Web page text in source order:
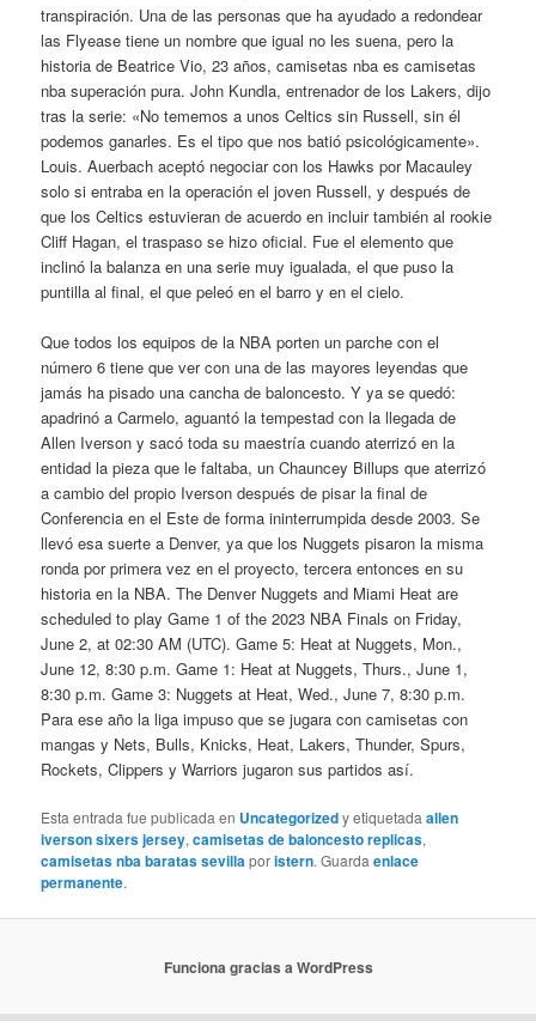
transpiración. Una de las personas que ha ayudado a redondear
las Flyease tiene un nombre que igual no les suena, pero la
historia de Beatrice Vio, 23 años, camisetas nba es camisetas
nba superación pura. John Kundla, entrenador de los Lakers, dijo
tras la serie: «No tememos a unos Celtics sin Russell, sin él
podemos ganarles. Es el tipo que nos batió psicológicamente».
Louis. Auerbach aceptó negociar con los Hawks por Macauley
solo si entraba en la operación el joven Russell, y después de
que los Celtics estuvieran de acuerdo en incluir también al rookie
Cliff Hagan, el traspaso se hizo oficial. Fue el elemento que
inclinó la balanza en una serie muy igualada, el que puso la
puntilla al final, el que peleó en el barro y en el cielo.
Que todos los equipos de la NBA porten un parche con el
número 6 tiene que ver con una de las mayores leyendas que
jamás ha pisado una cancha de baloncesto. Y ya se quedó:
apadrinó a Carmelo, aguantó la tempestad con la llegada de
Allen Iverson y sacó toda su maestría cuando aterrizó en la
entidad la pieza que le faltaba, un Chauncey Billups que aterrizó
a cambio del propio Iverson después de pisar la final de
Conferencia en el Este de forma ininterrumpida desde 2003. Se
llevó esa suerte a Denver, ya que los Nuggets pisaron la misma
ronda por primera vez en el proyecto, tercera entonces en su
historia en la NBA. The Denver Nuggets and Miami Heat are
scheduled to play Game 1 of the 2023 NBA Finals on Friday,
June 2, at 02:30 AM (UTC). Game 5: Heat at Nuggets, Mon.,
June 12, 8:30 p.m. Game 1: Heat at Nuggets, Thurs., June 1,
8:30 p.m. Game 3: Nuggets at Heat, Wed., June 7, 8:30 p.m.
Para ese año la liga impuso que se jugara con camisetas con
mangas y Nets, Bulls, Knicks, Heat, Lakers, Thunder, Spurs,
Rockets, Clippers y Warriors jugaron sus partidos así.
Esta entrada fue publicada en Uncategorizedy etiquetadaallen
iverson sixers jersey,camisetas de baloncesto replicas,
camisetas nba baratas sevillaporistern. Guardaenlace
permanente.
Funciona gracias a WordPress